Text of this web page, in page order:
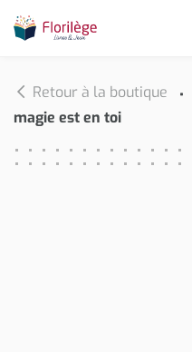
Retour à la boutique
magie est en toi